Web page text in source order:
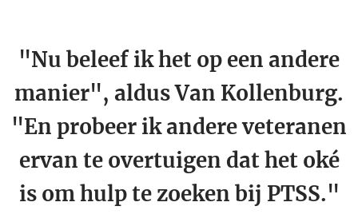
"Nu beleef ik het op een andere
manier", aldus Van Kollenburg.
"En probeer ik andere veteranen
ervan te overtuigen dat het oké
is om hulp te zoeken bij PTSS."